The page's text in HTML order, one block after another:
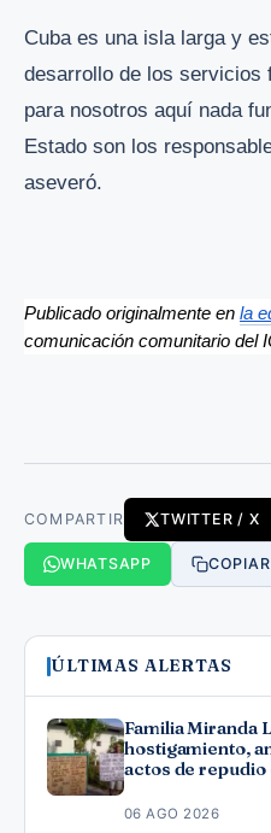
Cuba es una isla larga y
desarrollo de los servicios
para nosotros aquí nada
Estado son los
aseveró.
Publicado originalmente en la
comunicación comunitario del
COMPARTIR TWITTER / X
WHATSAPP
ÚLTIMAS ALERTAS
Familia Miranda
hostigamiento,
actos de
06 AGO 2026